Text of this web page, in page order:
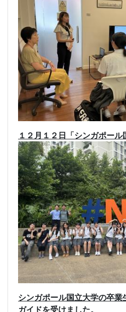
１２月１２日「シンガポール
シンガポール国立大学の卒業
ガイドを受けました。